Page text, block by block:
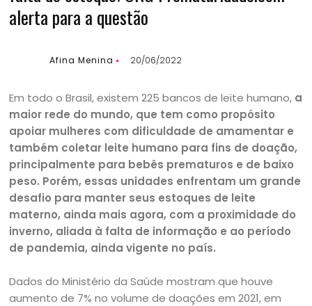
alerta para a questão
Afina Menina 20/06/2022
Em todo o Brasil, existem 225 bancos de leite humano, a
maior rede do mundo, que tem como propósito
apoiar mulheres com dificuldade de amamentar e
também coletar leite humano para fins de doação,
principalmente para bebês prematuros e de baixo
peso. Porém, essas unidades enfrentam um grande
desafio para manter seus estoques de leite
materno, ainda mais agora, com a proximidade do
inverno, aliada à falta de informação e ao período
de pandemia, ainda vigente no país.
Dados do Ministério da Saúde mostram que houve
aumento de 7% no volume de doações em 2021, em